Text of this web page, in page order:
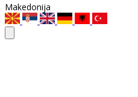
Makedonija